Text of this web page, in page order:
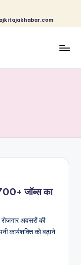
700+ जॉब्स का
अवसरों की
कार्यशक्ति को बढ़ाने